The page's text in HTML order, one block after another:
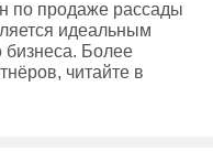
по продаже рассады
идеальным
Более
читайте в